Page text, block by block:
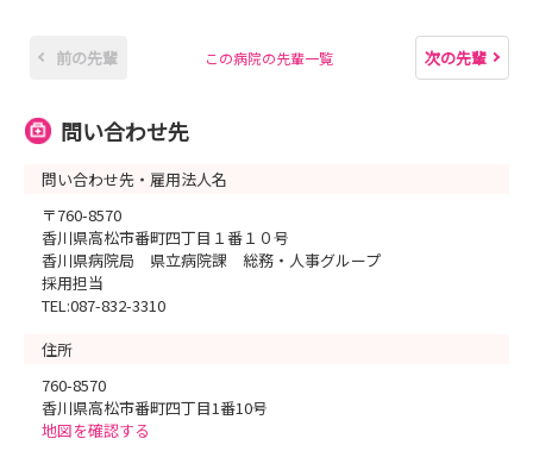
前の先輩 この病院の先輩一覧 次の先輩
問い合わせ先
問い合わせ先・雇用法人名
〒760-8570
香川県高松市番町四丁目１番１０号
香川県病院局 県立病院課 総務・人事グループ
採用担当
TEL:087-832-3310
住所
760-8570
香川県高松市番町四丁目1番10号
地図を確認する